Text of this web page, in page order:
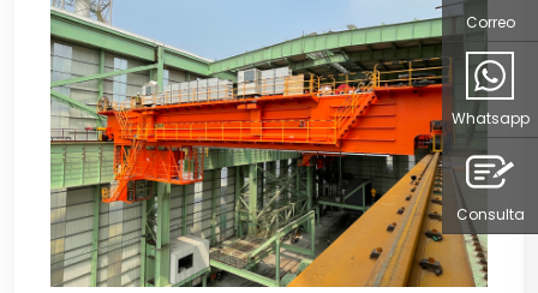
Correo
Whatsapp
Consulta